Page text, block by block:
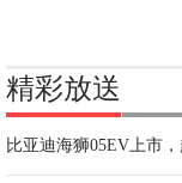
精彩放送
比亚迪海狮05EV上市